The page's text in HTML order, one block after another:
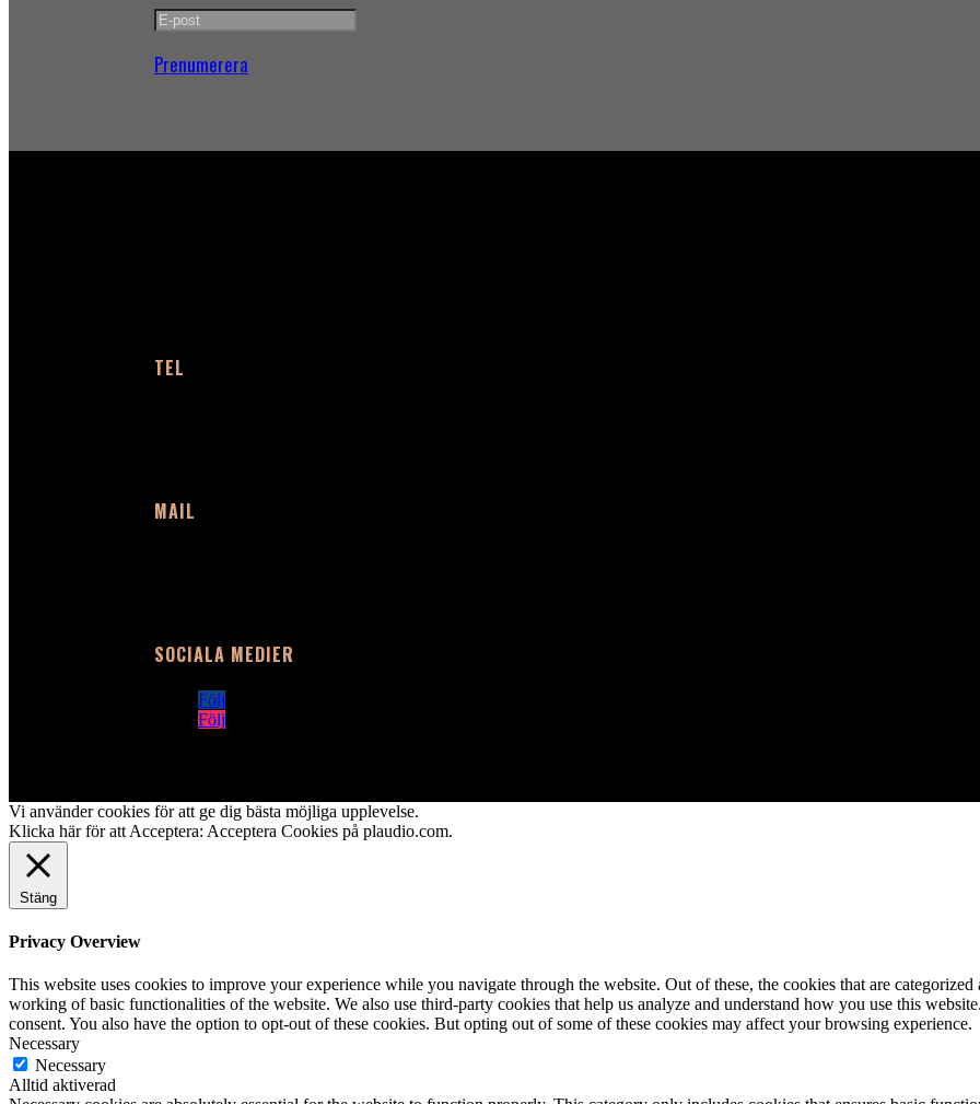
Prenumerera
TEL
MAIL
SOCIALA MEDIER
Följ
Följ
Vi använder cookies för att ge dig bästa möjliga upplevelse.
Klicka här för att Acceptera: Acceptera Cookies på plaudio.com.
Stäng
Privacy Overview
This website uses cookies to improve your experience while you navigate through the website. Out of these, the cookies that are categorized
working of basic functionalities of the website. We also use third-party cookies that help us analyze and understand how you use this
consent. You also have the option to opt-out of these cookies. But opting out of some of these cookies may affect your browsing experience.
Necessary
Necessary
Alltid aktiverad